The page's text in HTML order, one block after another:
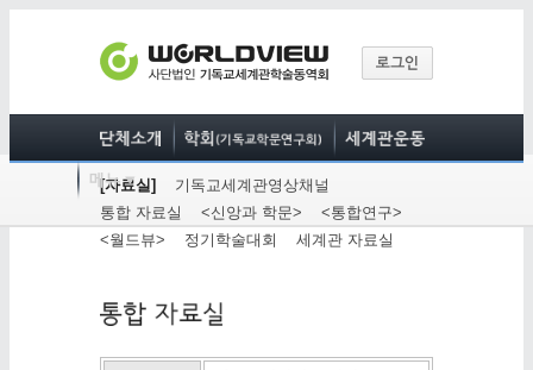
[자료실]
기독교세계관영상채널
통합 자료실
<신앙과 학문>
<통합연구>
<월드뷰>
정기학술대회 세계관 자료실